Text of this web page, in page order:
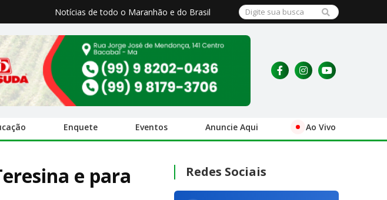
Notícias de todo o Maranhão e do Brasil
Enquete Eventos Anuncie Aqui Ao Vivo
e para
Redes Sociais